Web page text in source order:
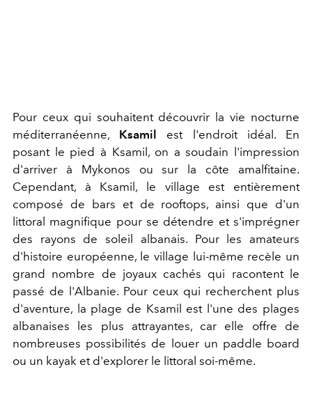
Pour ceux qui souhaitent découvrir la vie nocturne
méditerranéenne,
Ksamil
est l'endroit idéal. En
posant le pied à Ksamil, on a soudain l'impression
d'arriver à Mykonos ou sur la côte amalfitaine.
Cependant, à Ksamil, le village est entièrement
composé de bars et de rooftops, ainsi que d'un
littoral magnifique pour se détendre et s'imprégner
des rayons de soleil albanais. Pour les amateurs
d'histoire européenne, le village lui-même recèle un
grand nombre de joyaux cachés qui racontent le
passé de l'Albanie. Pour ceux qui recherchent plus
d'aventure, la plage de Ksamil est l'une des plages
albanaises les plus attrayantes, car elle offre de
nombreuses possibilités de louer un paddle board
ou un kayak et d'explorer le littoral soi-même.